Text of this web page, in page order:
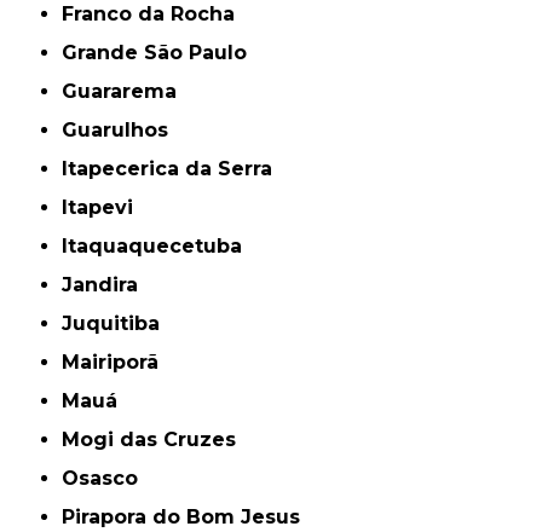
Franco da Rocha
Grande São Paulo
Guararema
Guarulhos
Itapecerica da Serra
Itapevi
Itaquaquecetuba
Jandira
Juquitiba
Mairiporã
Mauá
Mogi das Cruzes
Osasco
Pirapora do Bom Jesus